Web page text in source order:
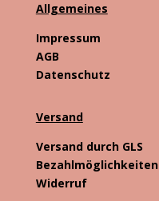
Allgemeines
Impressum
AGB
Datenschutz
Versand
Versand durch GLS
Bezahlmöglichkeiten
Widerruf